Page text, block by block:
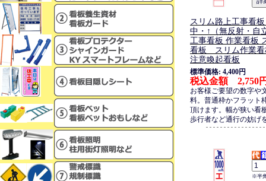
スリム路上工事看
中・↑（無反射・自
工事看板 作業看板
看板 スリム作業看
注意喚起看板
標準価格: 4,400円
税込金額 2,750
お客様ご要望の数字や
料。普通枠かフラット
頂けます。幅が狭い看
歩行者など通行の妨げ
※半